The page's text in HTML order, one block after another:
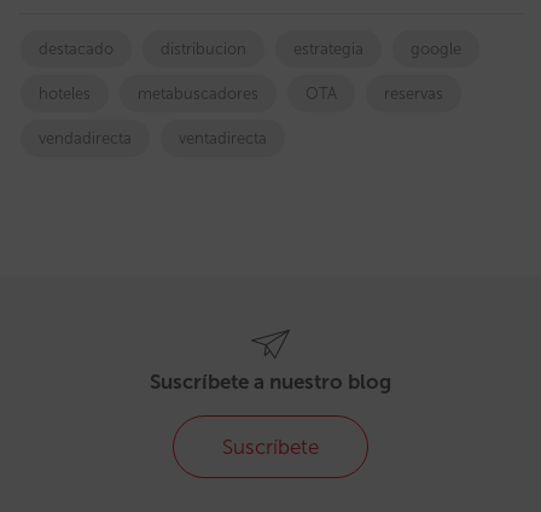
destacado distribucion estrategia google
hoteles metabuscadores OTA reservas
vendadirecta ventadirecta
Suscríbete a nuestro blog
Suscríbete